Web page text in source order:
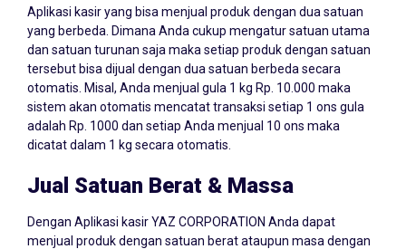
Aplikasi kasir yang bisa menjual produk dengan dua satuan
yang berbeda. Dimana Anda cukup mengatur satuan utama
dan satuan turunan saja maka setiap produk dengan satuan
tersebut bisa dijual dengan dua satuan berbeda secara
otomatis. Misal, Anda menjual gula 1 kg Rp. 10.000 maka
sistem akan otomatis mencatat transaksi setiap 1 ons gula
adalah Rp. 1000 dan setiap Anda menjual 10 ons maka
dicatat dalam 1 kg secara otomatis.
Jual Satuan Berat & Massa
Dengan Aplikasi kasir YAZ CORPORATION Anda dapat
menjual produk dengan satuan berat ataupun masa dengan